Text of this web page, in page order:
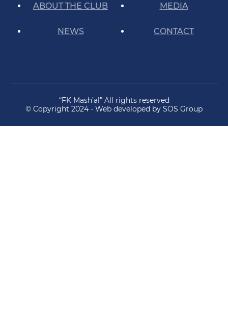
ABOUT THE CLUB
NEWS
MEDIA
CONTACT
“FK Mash’al” All rights reserved
© Copyright 2024 - Web developed by SOS Group